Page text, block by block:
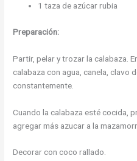
1 taza de azúcar rubia
Preparación:
Partir, pelar y trozar la calabaza.
calabaza con agua, canela, clavo
constantemente.
Cuando la calabaza esté cocida,
agregar más azucar a la
Decorar con coco rallado.